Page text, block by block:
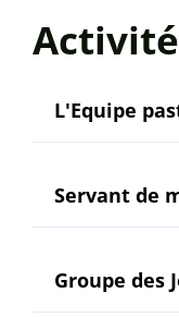
L'Equipe
Servant de
Groupe des